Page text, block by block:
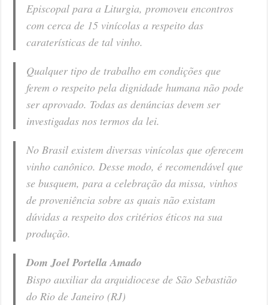
Episcopal para a Liturgia, promoveu encontros
com cerca de 15 vinícolas a respeito das
caraterísticas de tal vinho.
Qualquer tipo de trabalho em condições que
ferem o respeito pela dignidade humana não pode
ser aprovado. Todas as denúncias devem ser
investigadas nos termos da lei.
No Brasil existem diversas vinícolas que oferecem
vinho canônico. Desse modo, é recomendável que
se busquem, para a celebração da missa, vinhos
de proveniência sobre as quais não existam
dúvidas a respeito dos critérios éticos na sua
produção.
Dom Joel Portella Amado
Bispo auxiliar da arquidiocese de São Sebastião
do Rio de Janeiro (RJ)